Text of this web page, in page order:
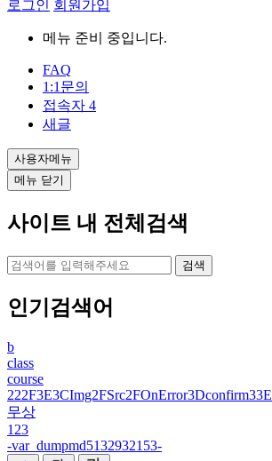
로그인 회원가입
메뉴 준비 중입니다.
FAQ
1:1문의
접속자 4
새글
사용자메뉴
메뉴 닫기
사이트 내 전체검색
검색
인기검색어
b
class
course
222F3E3CImg2FSrc2FOnError3Dconfirm33E
무상
123
-var_dumpmd5132932153-